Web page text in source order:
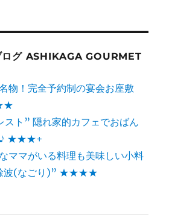
ログ ASHIKAGA GOURMET
物！完全予約制の宴会お座敷
スト” 隠れ家的カフェでおばん
♪ ★★★+
ママがいる料理も美味しい小料
波(なごり)” ★★★★